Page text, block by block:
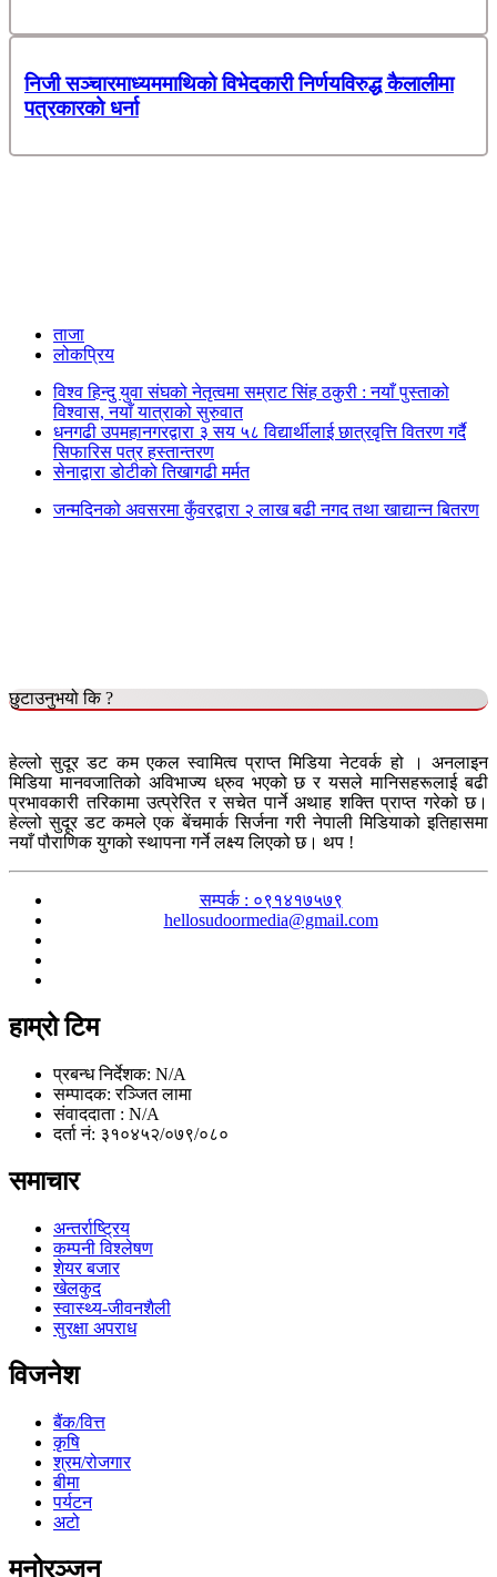
निजी सञ्चारमाध्यममाथिको विभेदकारी निर्णयविरुद्ध कैलालीमा
पत्रकारको धर्ना
ताजा
लोकप्रिय
विश्व हिन्दु युवा संघको नेतृत्वमा सम्राट सिंह ठकुरी : नयाँ पुस्ताको
विश्वास, नयाँ यात्राको सुरुवात
धनगढी उपमहानगरद्वारा ३ सय ५८ विद्यार्थीलाई छात्रवृत्ति वितरण गर्दै
सिफारिस पत्र हस्तान्तरण
सेनाद्वारा डोटीको तिखागढी मर्मत
जन्मदिनको अवसरमा कुँवरद्वारा २ लाख बढी नगद तथा खाद्यान्न बितरण
छुटाउनुभयो कि ?
हेल्लो सुदूर डट कम एकल स्वामित्व प्राप्त मिडिया नेटवर्क हो । अनलाइन
मिडिया मानवजातिको अविभाज्य ध्रुव भएको छ र यसले मानिसहरूलाई बढी
प्रभावकारी तरिकामा उत्प्रेरित र सचेत पार्ने अथाह शक्ति प्राप्त गरेको छ।
हेल्लो सुदूर डट कमले एक बेंचमार्क सिर्जना गरी नेपाली मिडियाको इतिहासमा
नयाँ पौराणिक युगको स्थापना गर्ने लक्ष्य लिएको छ। थप !
सम्पर्क : ०९१४१७५७९
hellosudoormedia@gmail.com
हाम्रो टिम
प्रबन्ध निर्देशक: N/A
सम्पादक: रञ्जित लामा
संवाददाता : N/A
दर्ता नं: ३१०४५२/०७९/०८०
समाचार
अन्तर्राष्ट्रिय
कम्पनी विश्लेषण
शेयर बजार
खेलकुद
स्वास्थ्य-जीवनशैली
सुरक्षा अपराध
विजनेश
बैंक/वित्त
कृषि
श्रम/रोजगार
बीमा
पर्यटन
अटो
मनोरञ्जन